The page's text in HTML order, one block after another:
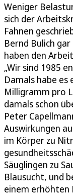
Weniger
sich der
Fahnen
Bernd Bulich
haben den
„Wir sind 1985
Damals habe
Milligramm pro
damals schon
Peter
Auswirkungen
im Körper zu
Säuglingen zu
Blausucht, und
einem erhöhten